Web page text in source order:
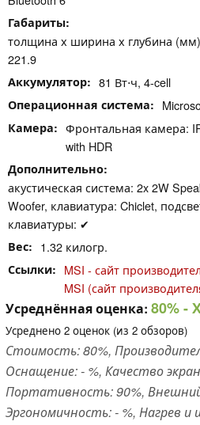
Габариты
толщина х ширина х глубина
221.9
Аккумулятор 81 Вт⋅ч, 4-cell
Операционная система
Камера
Фронтальная камера:
with HDR
Дополнительно
акустическая система: 2x 2W
Woofer, клавиатура: Chiclet,
клавиатуры: ✔
Вес 1.32 килогр.
Ссылки
MSI - сайт
MSI (сайт
Усреднённая оценка: 80%-
Усреднено 2 оценок (из 2 обзоров)
Стоимость: 80%,
Оснащение: - %, Качество
Портативность: 90%,
Эргономичность: - %, Нагрев и